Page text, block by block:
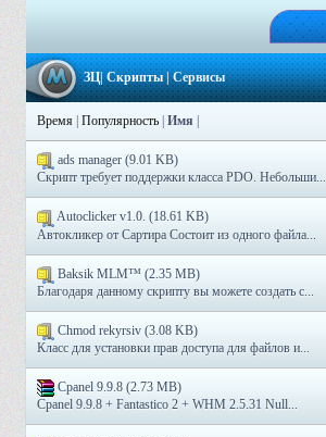
ЗЦ|Скрипты|Сервисы
Время Популярность Имя
ads manager (9.01 KB)
Скрипт требует поддержки класса PDO. Небольши...
Autoclicker v1.0. (18.61 KB)
Автокликер от Сартира Состоит из одного файла...
Baksik MLM™ (2.35 MB)
Благодаря данному скрипту вы можете создать с...
Chmod rekyrsiv (3.08 KB)
Класс для установки прав доступа для файлов и...
Cpanel 9.9.8 (2.73 MB)
Cpanel 9.9.8 + Fantastico 2 + WHM 2.5.31 Null...